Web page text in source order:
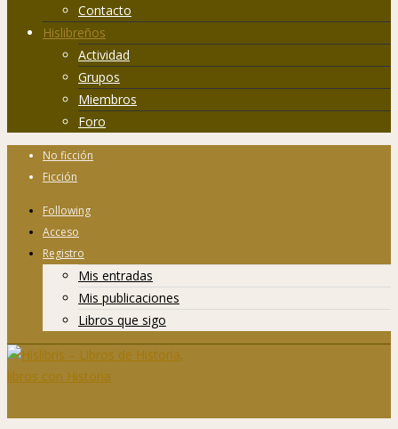
Contacto
Hislibreños
Actividad
Grupos
Miembros
Foro
No ficción
Ficción
Following
Acceso
Registro
Mis entradas
Mis publicaciones
Libros que sigo